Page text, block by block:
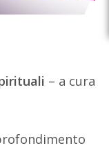
– a cura